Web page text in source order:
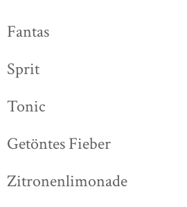
Fantas
Sprit
Tonic
Getöntes Fieber
Zitronenlimonade